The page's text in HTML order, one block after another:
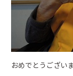
おめでとうござい